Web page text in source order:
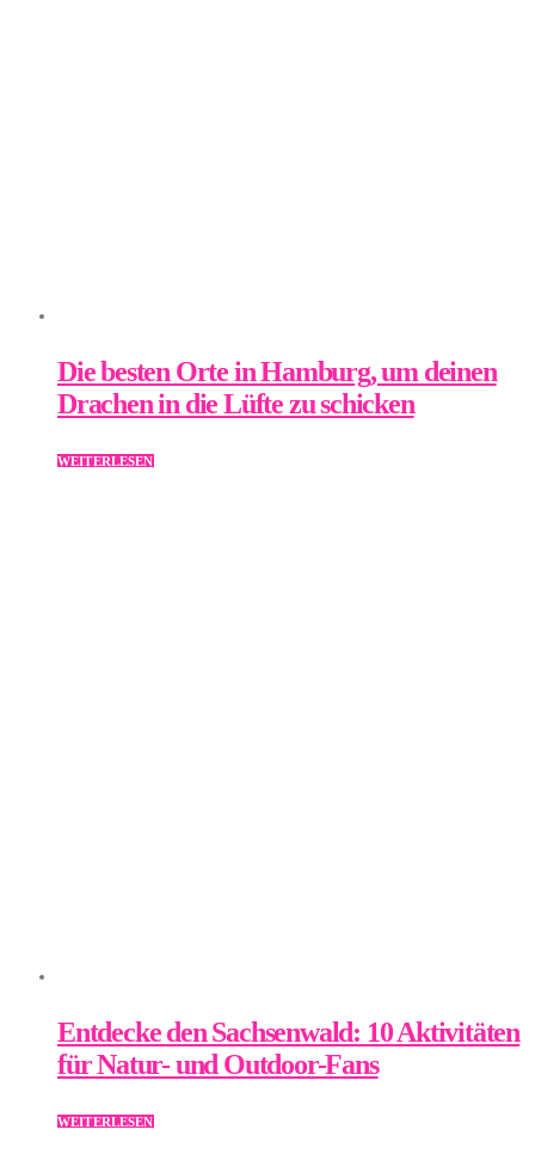
Die besten Orte in Hamburg, um deinen
Drachen in die Lüfte zu schicken
WEITERLESEN
Entdecke den Sachsenwald: 10 Aktivitäten
für Natur- und Outdoor-Fans
WEITERLESEN